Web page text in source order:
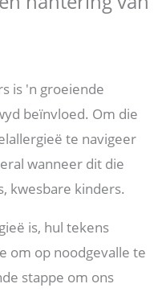
is 'n groeiende
beïnvloed. Om die
te navigeer
wanneer dit die
kwesbare kinders.
is, hul tekens
om op noodgevalle te
stappe om ons